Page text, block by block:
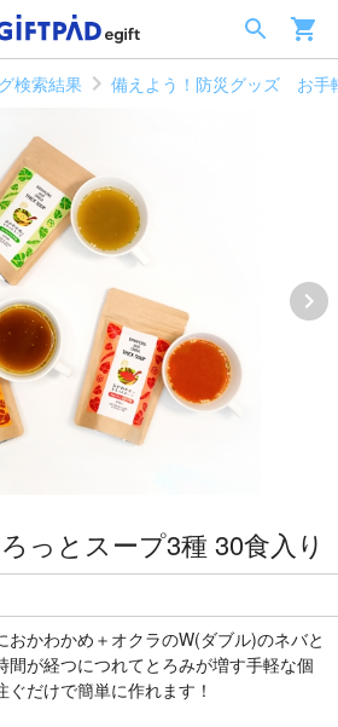
検索結果 備えよう！防災グッズ お手
っとスープ3種 30食入り
おかわかめ＋オクラのW(ダブル)のネバと
間が経つにつれてとろみが増す手軽な個
だけで簡単に作れます！